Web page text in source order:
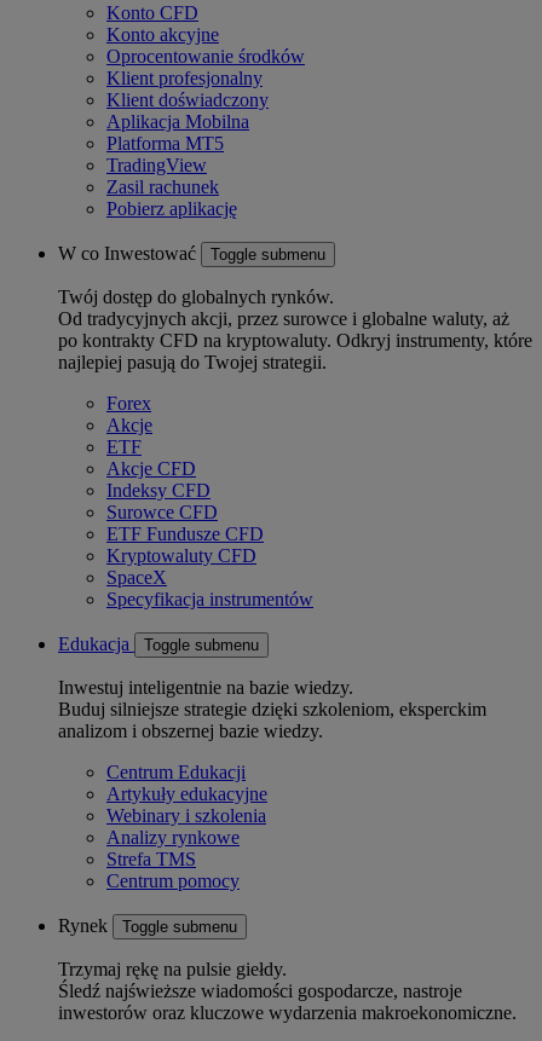
Konto CFD
Konto akcyjne
Oprocentowanie środków
Klient profesjonalny
Klient doświadczony
Aplikacja Mobilna
Platforma MT5
TradingView
Zasil rachunek
Pobierz aplikację
W co Inwestować Toggle submenu
Twój dostęp do globalnych rynków.
Od tradycyjnych akcji, przez surowce i globalne waluty, aż
po kontrakty CFD na kryptowaluty. Odkryj instrumenty, które
najlepiej pasują do Twojej strategii.
Forex
Akcje
ETF
Akcje CFD
Indeksy CFD
Surowce CFD
ETF Fundusze CFD
Kryptowaluty CFD
SpaceX
Specyfikacja instrumentów
Edukacja Toggle submenu
Inwestuj inteligentnie na bazie wiedzy.
Buduj silniejsze strategie dzięki szkoleniom, eksperckim
analizom i obszernej bazie wiedzy.
Centrum Edukacji
Artykuły edukacyjne
Webinary i szkolenia
Analizy rynkowe
Strefa TMS
Centrum pomocy
Rynek Toggle submenu
Trzymaj rękę na pulsie giełdy.
Śledź najświeższe wiadomości gospodarcze, nastroje
inwestorów oraz kluczowe wydarzenia makroekonomiczne.